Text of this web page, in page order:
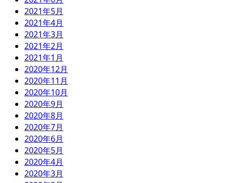
2021年5月
2021年4月
2021年3月
2021年2月
2021年1月
2020年12月
2020年11月
2020年10月
2020年9月
2020年8月
2020年7月
2020年6月
2020年5月
2020年4月
2020年3月